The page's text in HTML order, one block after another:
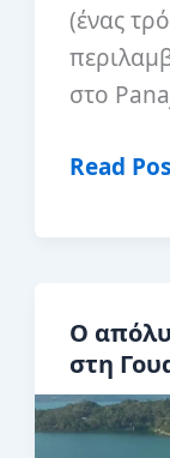
(ένας
στο
Vegan
Read
Ο
στη